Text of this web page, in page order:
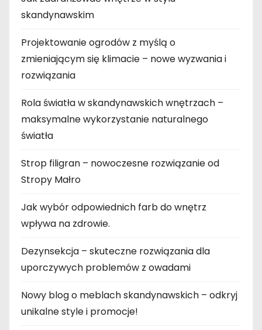
skandynawskim
Projektowanie ogrodów z myślą o
zmieniającym się klimacie – nowe wyzwania i
rozwiązania
Rola światła w skandynawskich wnętrzach –
maksymalne wykorzystanie naturalnego
światła
Strop filigran – nowoczesne rozwiązanie od
Stropy Małro
Jak wybór odpowiednich farb do wnętrz
wpływa na zdrowie.
Dezynsekcja – skuteczne rozwiązania dla
uporczywych problemów z owadami
Nowy blog o meblach skandynawskich – odkryj
unikalne style i promocje!